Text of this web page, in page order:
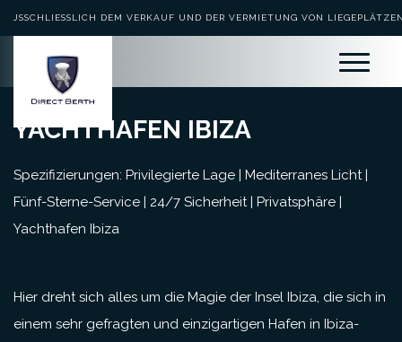
AUSSCHLIESSLICH DEM VERKAUF UND DER VERMIETUNG VON LIEGEPLÄTZEN
YACHTHAFEN IBIZA
Spezifizierungen: Privilegierte Lage | Mediterranes Licht |
Fünf-Sterne-Service | 24/7 Sicherheit | Privatsphäre |
Yachthafen Ibiza
Hier dreht sich alles um die Magie der Insel Ibiza, die sich in
einem sehr gefragten und einzigartigen Hafen in Ibiza-